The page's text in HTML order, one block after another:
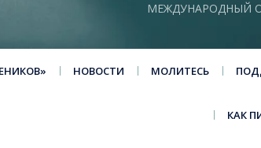
МЕЖДУНАРОДНЫЙ
НОВОСТИ МОЛИТЕСЬ
КАК